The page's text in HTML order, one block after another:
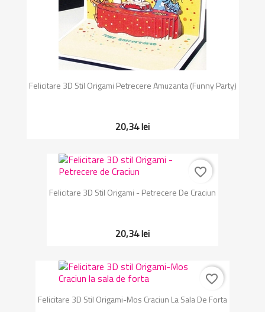
Felicitare 3D Stil Origami Petrecere Amuzanta (Funny Party)
20,34 lei
Felicitare 3D Stil Origami - Petrecere De Craciun
20,34 lei
favorite_border
Felicitare 3D Stil Origami-Mos Craciun La Sala De Forta
favorite_border